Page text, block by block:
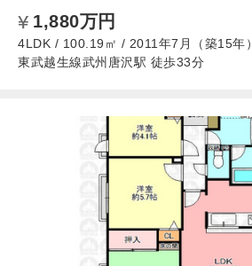
1,880万円
4LDK / 100.19㎡ / 2011年7月（築15年）
東武越生線武州唐沢駅 徒歩33分